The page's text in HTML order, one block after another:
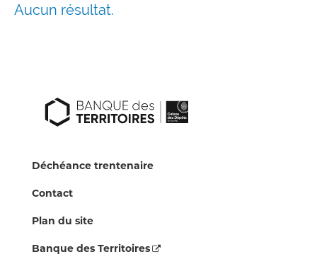
Aucun résultat.
Déchéance trentenaire
Contact
Plan du site
Banque des Territoires